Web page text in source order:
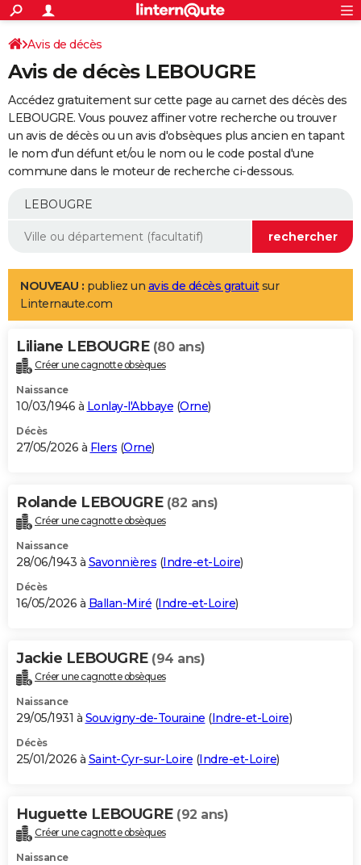
ACTUALITÉS
Politique
Société
Faits Divers
Education
Monde
Villes
+
SPORT
Coupe du monde 2026
Football
Tennis
Cyclisme
Rugby
Forum
Programme TV
TNTStreaming
Cinéma
Sorties cinéma
Musique
+FINANCE
Impôts
Immobilier
Risques naturels par ville
Banque
Assurance
Crédit
AUTO
Essais
Réserver un essai
Citadines
Berlines
SUV
Forum auto
+
Mobiles
Meilleur smartphone
Internet
Ordinateurs
Jeux vidéo
Guide high-tech
Aménagement intérieur
LIFESTYLE
Art de vivre
Bien-être
Loisirs
Mode
Modes de vie
Alimentation
Guide de la santé
Maladies
Médicaments
Sommeil
VOYAGE
Destinations
City break
Voyage nature
Voyage de noces
Forum
Climat
+PHOTO
GUIDES D'ACHAT
BONS PLANS
Carte de Noël
Carte Bonne année
Carte Saint-Valentin
Carte Pâques
Carte d'anniversaire
DICTIONNAIRE
Dictionnaire
Biographies
Citations
Expressions
Proverbes
PROGRAMME TV
S'inscrire
Se connecter
Lycées
Collèges
Primaires
Universités
Entreprises
Service militaire
Avis de recherche
AVIS DE DÉCÈS
Bricolage
Lifestyle
Culture
Sport
Auto
Television
Voyage
Cinema
Avis de décès
Avis de décès LEBOUGRE
Accédez gratuitement sur cette page au carnet des décès des
LEBOUGRE. Vous pouvez affiner votre recherche ou trouver
un avis de décès ou un avis d'obsèques plus ancien en tapant
le nom d'un défunt et/ou le nom ou le code postal d'une
commune dans le moteur de recherche ci-dessous.
NOUVEAU : publiez un avis de décès gratuitsur
Linternaute.com
Liliane LEBOUGRE (80 ans)
Créer une cagnotte obsèques
Naissance
10/03/1946 à Lonlay-l'Abbaye (Orne)
Décès
27/05/2026 à Flers (Orne)
Rolande LEBOUGRE (82 ans)
Créer une cagnotte obsèques
Naissance
28/06/1943 à Savonnières (Indre-et-Loire)
Décès
16/05/2026 à Ballan-Miré (Indre-et-Loire)
Jackie LEBOUGRE (94 ans)
Créer une cagnotte obsèques
Naissance
29/05/1931 à Souvigny-de-Touraine (Indre-et-Loire)
Décès
25/01/2026 à Saint-Cyr-sur-Loire (Indre-et-Loire)
Huguette LEBOUGRE (92 ans)
Créer une cagnotte obsèques
Naissance